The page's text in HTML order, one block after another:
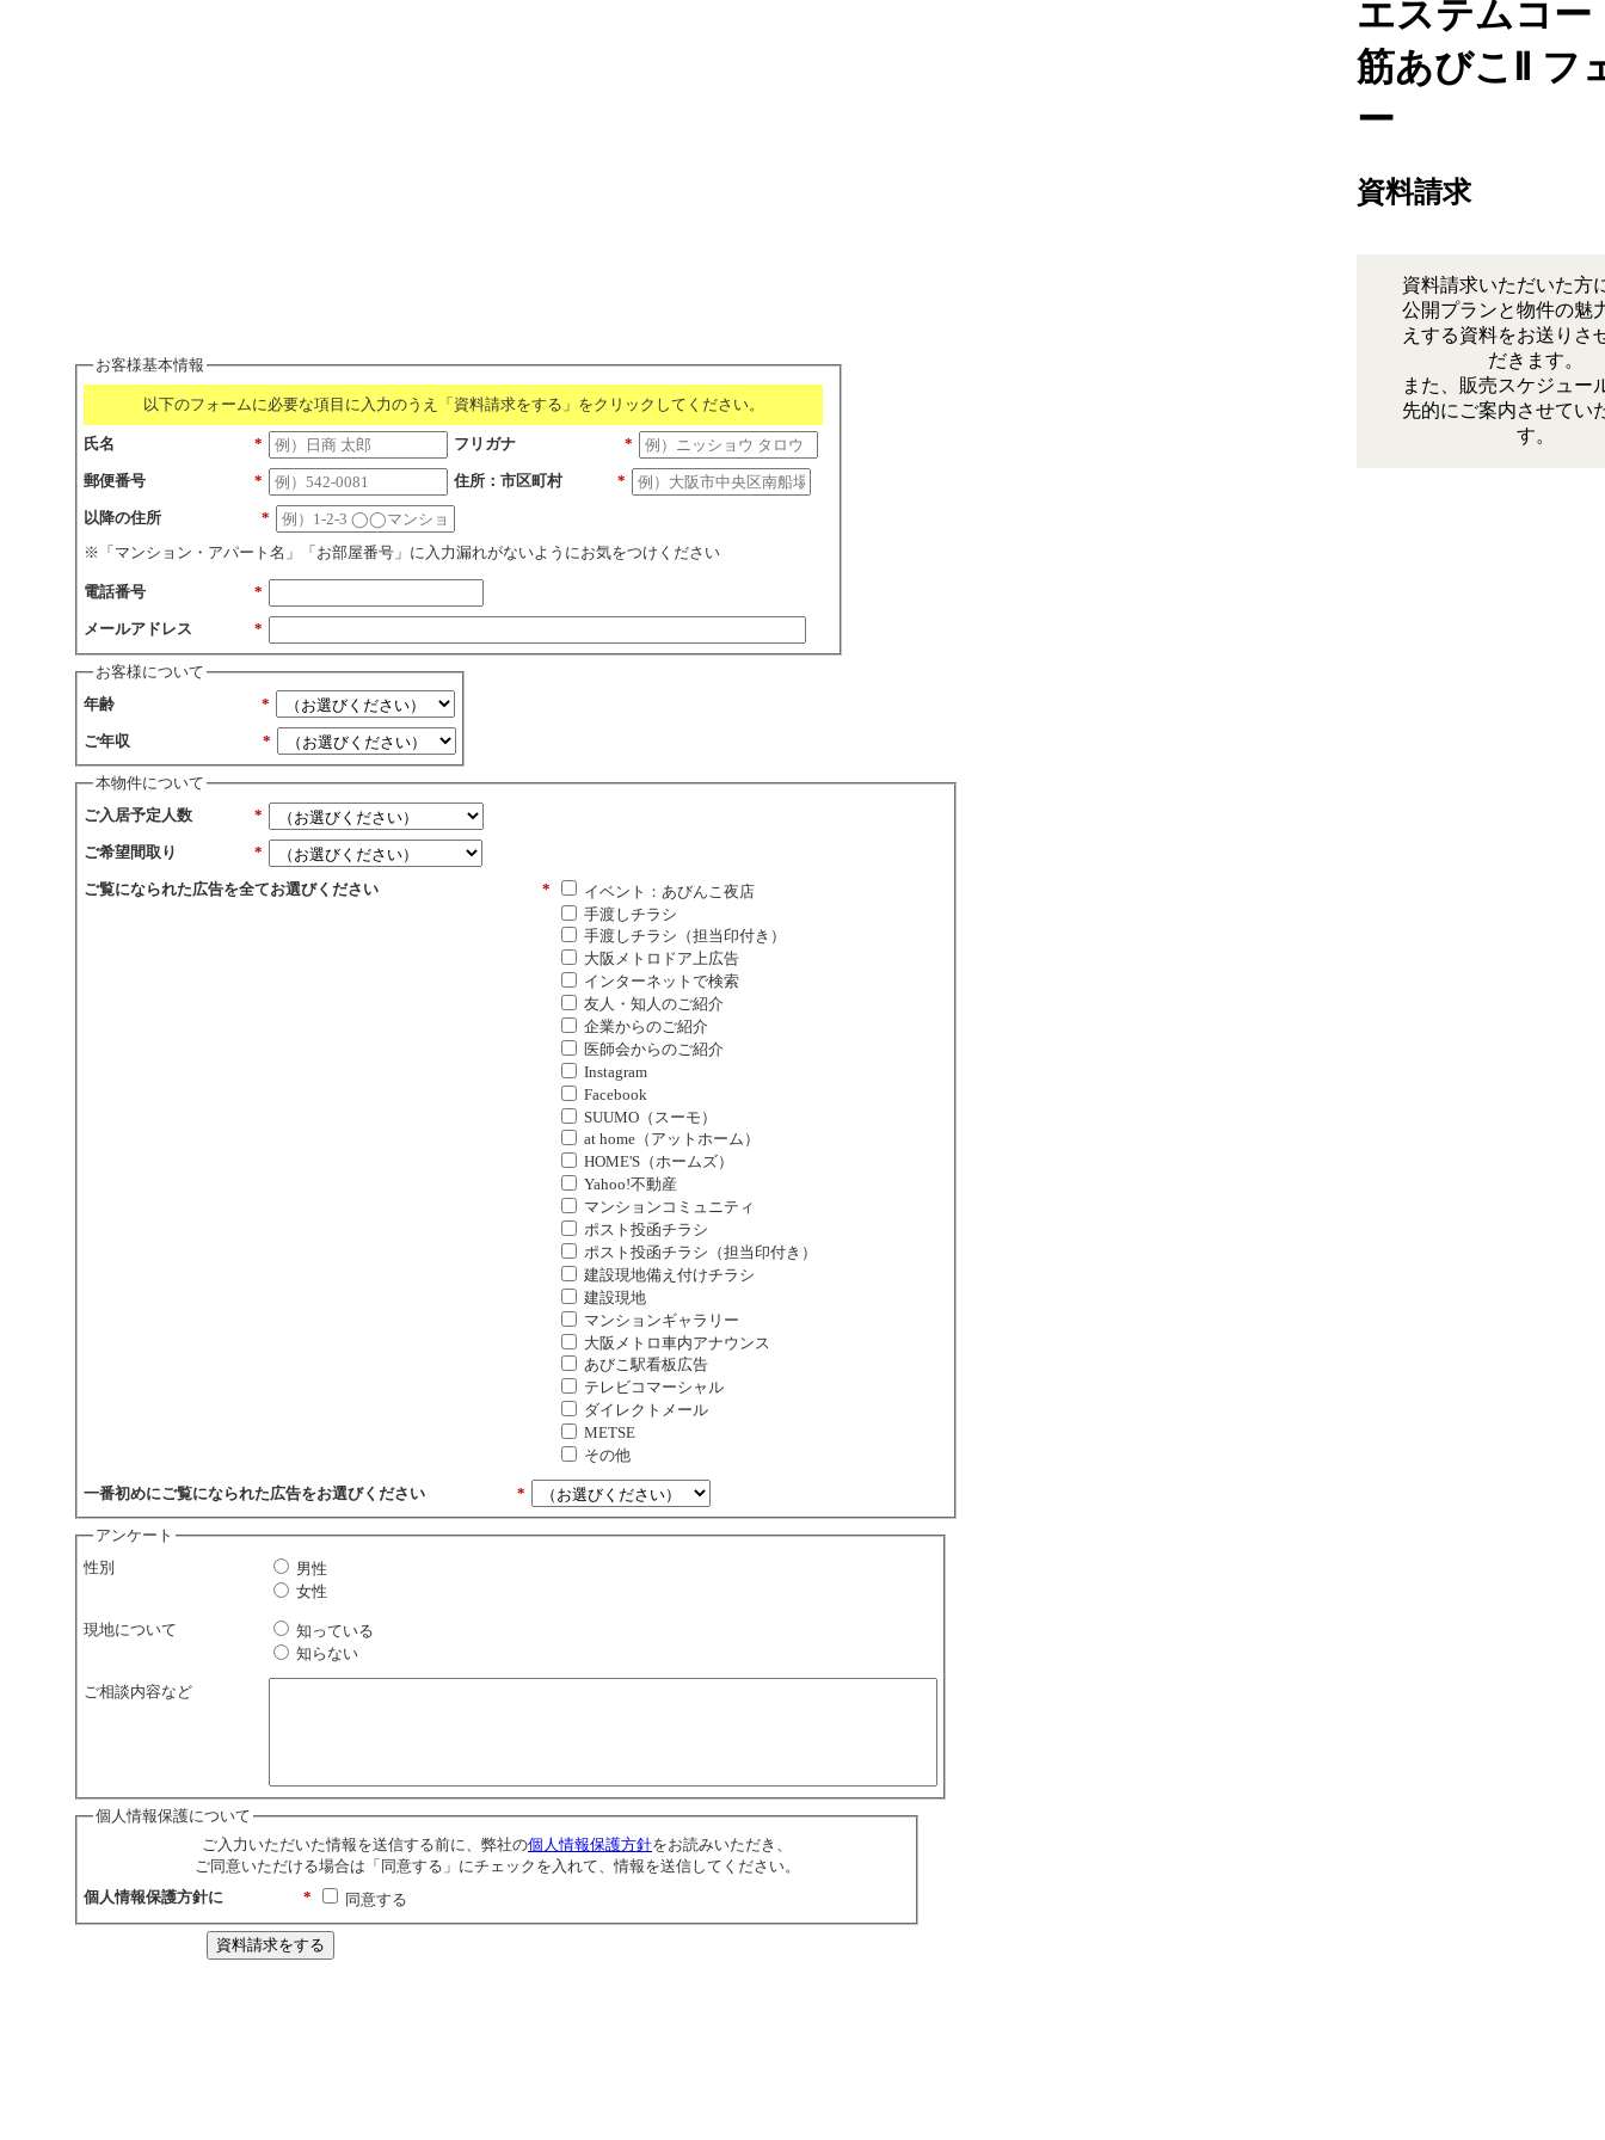
エステムコー
筋あびこⅡ フ
ー
資料請求
資料請求いただいた方
公開プランと物件の魅
えする資料をお送りさ
だきます。
また、販売スケジュー
先的にご案内させてい
す。
お客様基本情報
以下のフォームに必要な項目に入力のうえ「資料請求をする」をクリックしてください。
*
氏名 *
フリガナ
*
郵便番号 *
住所：市区町村
*
以降の住所
※「マンション・アパート名」「お部屋番号」に入力漏れがないようにお気をつけください
*
電話番号
*
メールアドレス
お客様について
*
年齢
*
ご年収
本物件について
*
ご入居予定人数
*
ご希望間取り
*
ご覧になられた広告を全てお選びください
イベント：あびんこ夜店
手渡しチラシ
手渡しチラシ（担当印付き）
大阪メトロドア上広告
インターネットで検索
友人・知人のご紹介
企業からのご紹介
医師会からのご紹介
Instagram
Facebook
SUUMO（スーモ）
at home（アットホーム）
HOME'S（ホームズ）
Yahoo!不動産
マンションコミュニティ
ポスト投函チラシ
ポスト投函チラシ（担当印付き）
建設現地備え付けチラシ
建設現地
マンションギャラリー
大阪メトロ車内アナウンス
あびこ駅看板広告
テレビコマーシャル
ダイレクトメール
METSE
その他
*
一番初めにご覧になられた広告をお選びください
アンケート
性別
男性
女性
現地について
知っている
知らない
ご相談内容など
個人情報保護について
ご入力いただいた情報を送信する前に、弊社の個人情報保護方針をお読みいただき、
ご同意いただける場合は「同意する」にチェックを入れて、情報を送信してください。
*
個人情報保護方針に 同意する
資料請求をする